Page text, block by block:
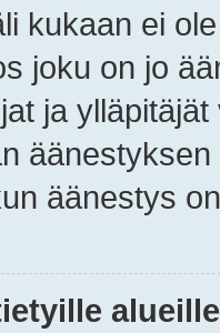
kukaan ei
joku on jo
ja
äänestys